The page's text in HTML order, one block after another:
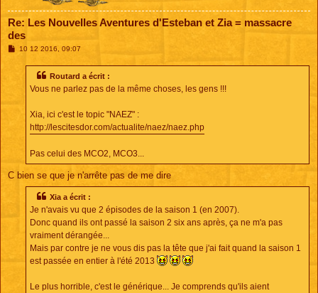
Re: Les Nouvelles Aventures d'Esteban et Zia = massacre
des
M
10 12 2016, 09:07
Routard a écrit :
Vous ne parlez pas de la même choses, les gens !!!
Xia, ici c'est le topic "NAEZ" :
http://lescitesdor.com/actualite/naez/naez.php
Pas celui des MCO2, MCO3...
C bien se que je n'arrête pas de me dire
Xia a écrit :
Je n'avais vu que 2 épisodes de la saison 1 (en 2007).
Donc quand ils ont passé la saison 2 six ans après, ça ne m'a pas
vraiment dérangée...
Mais par contre je ne vous dis pas la tête que j'ai fait quand la saison 1
est passée en entier à l'été 2013
Le plus horrible, c'est le générique... Je comprends qu'ils aient